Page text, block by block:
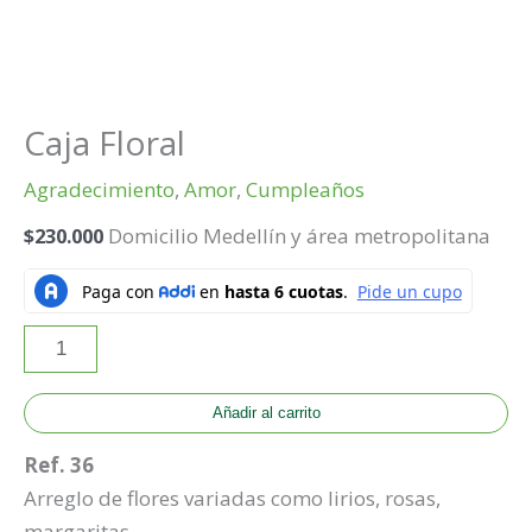
Caja Floral
Agradecimiento, Amor, Cumpleaños
$230.000 Domicilio Medellín y área metropolitana
Añadir al carrito
Ref. 36
Arreglo de flores variadas como lirios, rosas,